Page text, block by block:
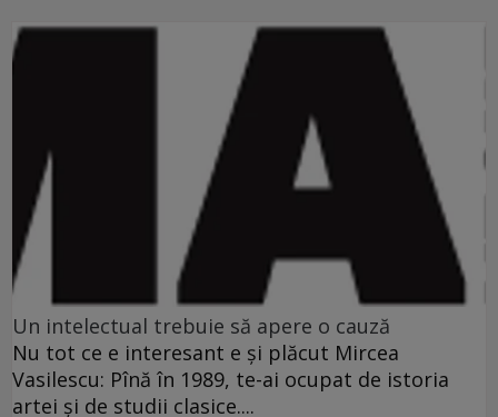
Un intelectual trebuie să apere o cauză
Nu tot ce e interesant e şi plăcut Mircea
Vasilescu: Pînă în 1989, te-ai ocupat de istoria
artei şi de studii clasice....